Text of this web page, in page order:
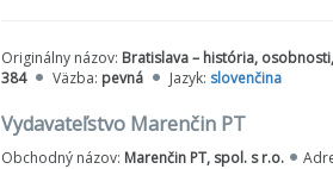
Originálny názov: Bratislava – história,
384
Väzba: pevná Jazyk: slovenčina
Vydavateľstvo Marenčin PT
Obchodný názov: Marenčin PT, spol. s r.o.